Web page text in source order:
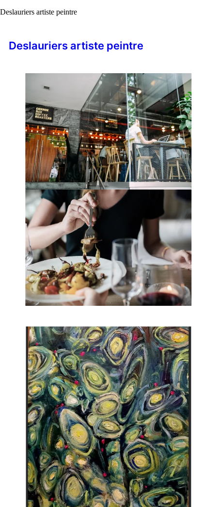
Deslauriers artiste peintre
Deslauriers artiste peintre